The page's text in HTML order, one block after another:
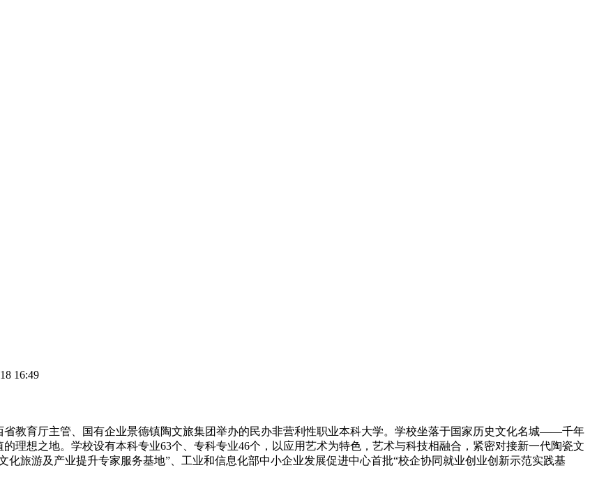
16:49
教育厅主管、国有企业景德镇陶文旅集团举办的民办非营利性职业本科大学。学校坐落于国家历史文化名城——千年
理想之地。学校设有本科专业63个、专科专业46个，以应用艺术为特色，艺术与科技相融合，紧密对接新一代陶瓷文
旅游及产业提升专家服务基地”、工业和信息化部中小企业发展促进中心首批“校企协同就业创业创新示范实践基